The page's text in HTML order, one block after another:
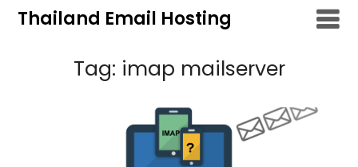
SkipThailand Email Hosting
Tag: imap mailserver